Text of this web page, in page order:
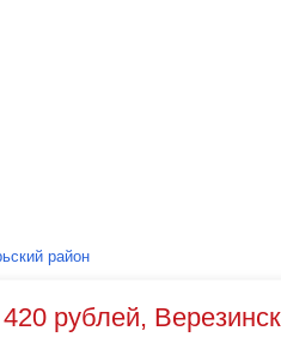
район
рублей,